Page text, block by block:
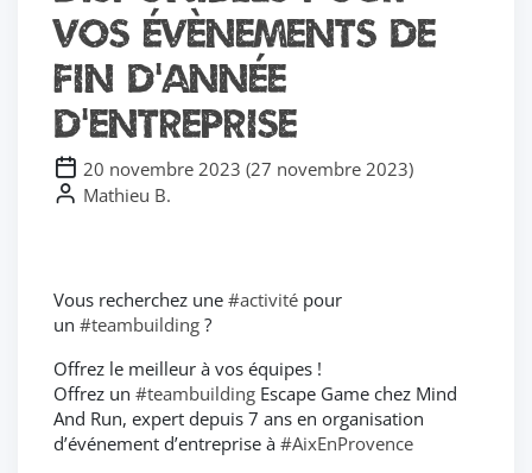
vos évènements de
fin d’année
d’entreprise
20 novembre 2023 (27 novembre 2023)
Mathieu B.
Vous recherchez une #activité pour
un #teambuilding ?
Offrez le meilleur à vos équipes !
Offrez un #teambuilding Escape Game chez Mind
And Run, expert depuis 7 ans en organisation
d’événement d’entreprise à #AixEnProvence